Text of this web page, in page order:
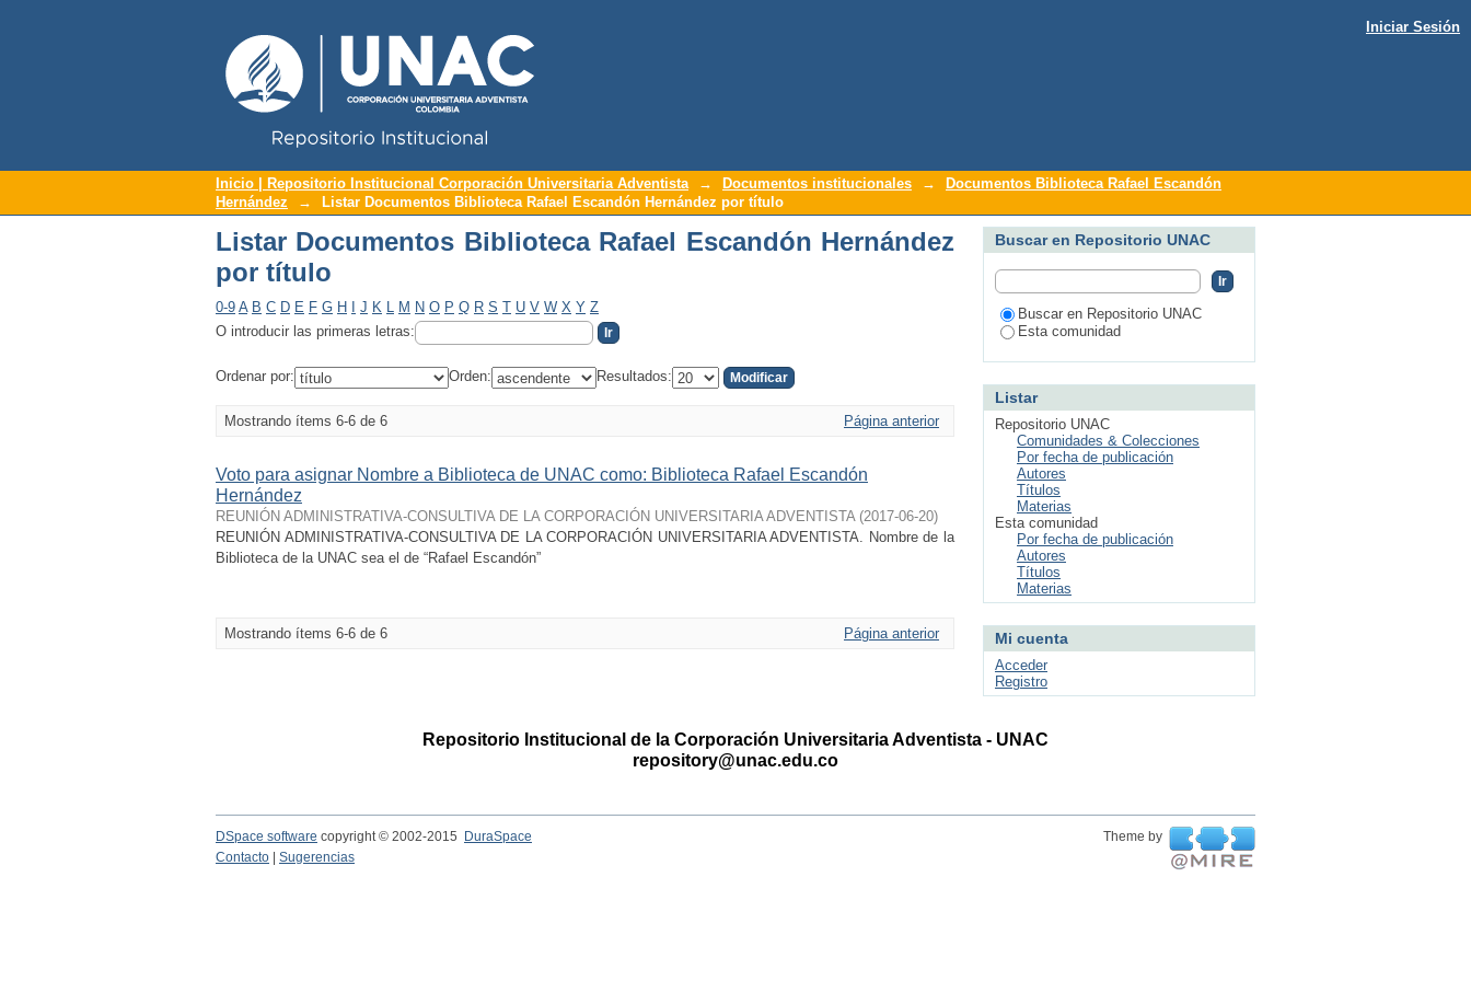
Listar Documentos Biblioteca Rafael Escandón Hernández por título
Iniciar Sesión
Inicio | Repositorio Institucional Corporación Universitaria Adventista → Documentos institucionales →
Documentos Biblioteca Rafael Escandón
Hernández
→ Listar Documentos Biblioteca Rafael Escandón Hernández por título
Listar Documentos Biblioteca Rafael Escandón Hernández
por título
0-9 A B C D E F G H J K L M N O P Q R S T U V W X Y Z
O introducir las primeras letras:
Ordenar por: Orden: Resultados:
Mostrando ítems 6-6 de 6 Página anterior
Voto para asignar Nombre a Biblioteca de UNAC como: Biblioteca Rafael Escandón
Hernández
REUNIÓN ADMINISTRATIVA-CONSULTIVA DE LA CORPORACIÓN UNIVERSITARIA ADVENTISTA (2017-06-20)
REUNIÓN ADMINISTRATIVA-CONSULTIVA DE LA CORPORACIÓN UNIVERSITARIA ADVENTISTA. Nombre de la
Biblioteca de la UNAC sea el de “Rafael Escandón”
Mostrando ítems 6-6 de 6 Página anterior
Buscar en Repositorio UNAC
Buscar en Repositorio UNAC
Esta comunidad
Listar
Repositorio UNAC
Comunidades & Colecciones
Por fecha de publicación
Autores
Títulos
Materias
Esta comunidad
Por fecha de publicación
Autores
Títulos
Materias
Mi cuenta
Acceder
Registro
Repositorio Institucional de la Corporación Universitaria Adventista - UNAC
repository@unac.edu.co
DSpace software copyright © 2002-2015 DuraSpace
Theme by
Contacto
Sugerencias